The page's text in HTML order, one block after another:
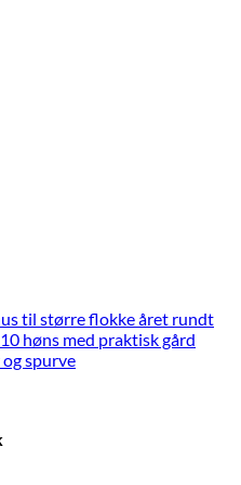
til større flokke året rundt
høns med praktisk gård
spurve